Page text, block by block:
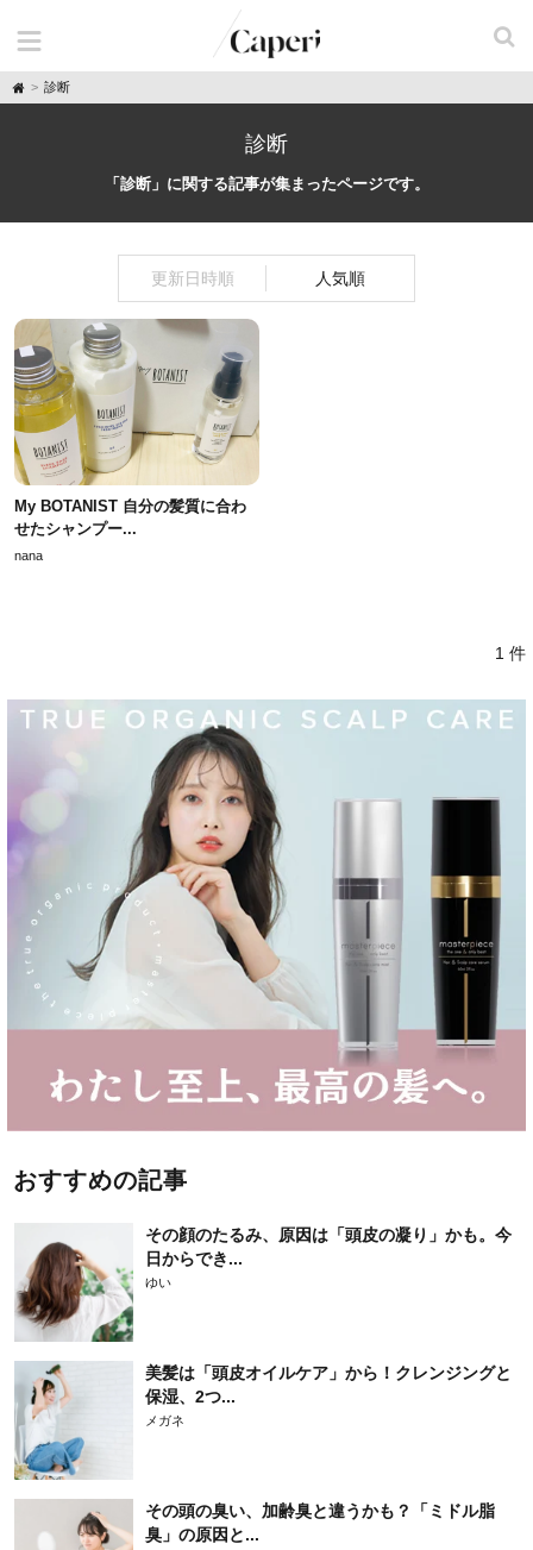
H
o
診断
診断
「診断」に関する記事が集まったページです。
更新日時順 人気順
My BOTANIST 自分の髪質に合わ
せたシャンプー...
nana
1 件
おすすめの記事
その顔のたるみ、原因は「頭皮の凝り」かも。今
日からでき...
ゆい
美髪は「頭皮オイルケア」から！クレンジングと
保湿、2つ...
メガネ
その頭の臭い、加齢臭と違うかも？「ミドル脂
臭」の原因と...